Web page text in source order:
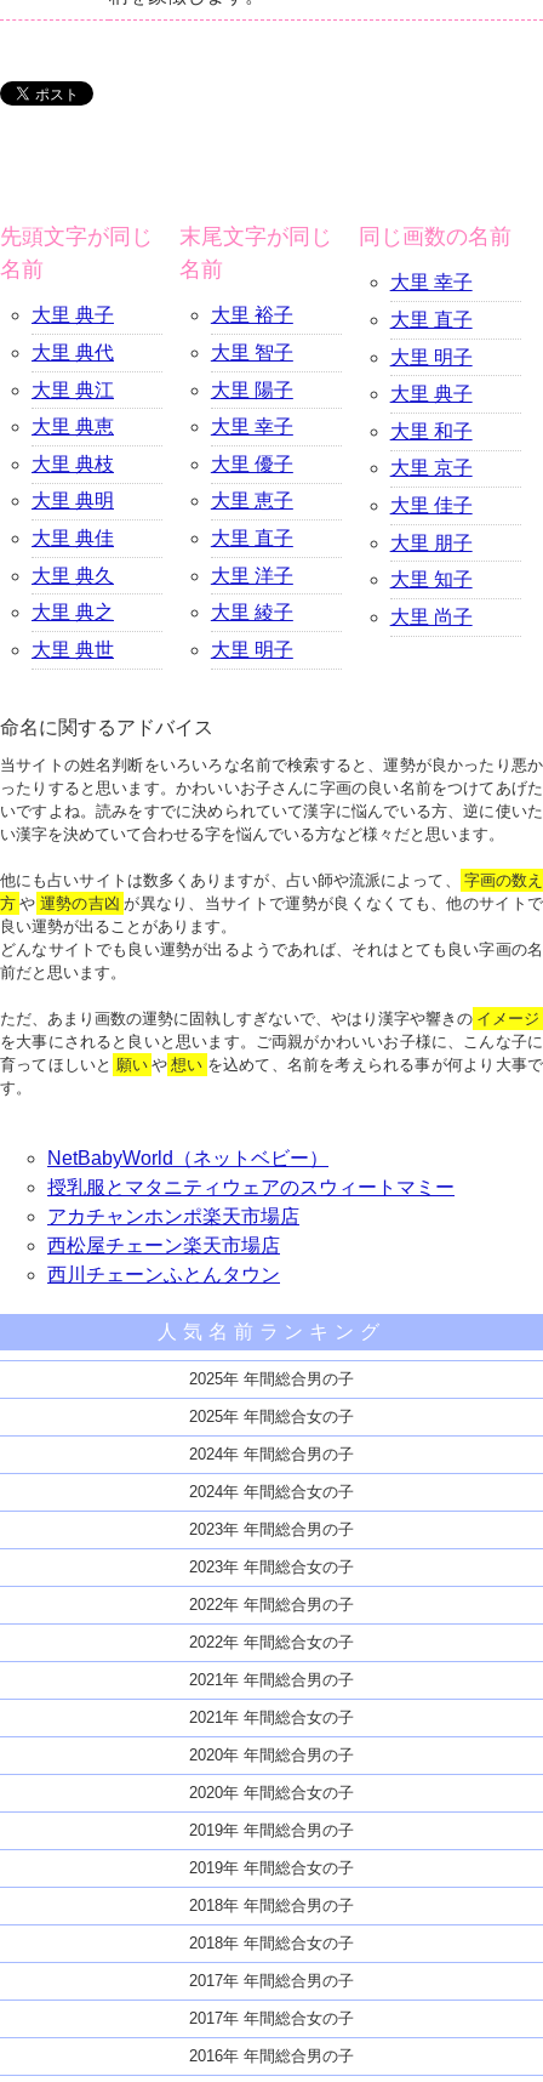
先頭文字が同じ
名前
大里 典子
大里 典代
大里 典江
大里 典恵
大里 典枝
大里 典明
大里 典佳
大里 典久
大里 典之
大里 典世
末尾文字が同じ
名前
大里 裕子
大里 智子
大里 陽子
大里 幸子
大里 優子
大里 恵子
大里 直子
大里 洋子
大里 綾子
大里 明子
同じ画数の名前
大里 幸子
大里 直子
大里 明子
大里 典子
大里 和子
大里 京子
大里 佳子
大里 朋子
大里 知子
大里 尚子
命名に関するアドバイス
当サイトの姓名判断をいろいろな名前で検索すると、運勢が良かったり悪か
ったりすると思います。かわいいお子さんに字画の良い名前をつけてあげた
いですよね。読みをすでに決められていて漢字に悩んでいる方、逆に使いた
い漢字を決めていて合わせる字を悩んでいる方など様々だと思います。
他にも占いサイトは数多くありますが、占い師や流派によって、
字画の数え
方 や 運勢の吉凶 が異なり、当サイトで運勢が良くなくても、他のサイトで
良い運勢が出ることがあります。
どんなサイトでも良い運勢が出るようであれば、それはとても良い字画の名
前だと思います。
ただ、あまり画数の運勢に固執しすぎないで、やはり漢字や響きの イメージ
を大事にされると良いと思います。ご両親がかわいいお子様に、こんな子に
育ってほしいと 願い や 想い を込めて、名前を考えられる事が何より大事で
す。
NetBabyWorld（ネットベビー）
授乳服とマタニティウェアのスウィートマミー
アカチャンホンポ楽天市場店
西松屋チェーン楽天市場店
西川チェーンふとんタウン
人気名前ランキング
2025年 年間総合男の子
2025年 年間総合女の子
2024年 年間総合男の子
2024年 年間総合女の子
2023年 年間総合男の子
2023年 年間総合女の子
2022年 年間総合男の子
2022年 年間総合女の子
2021年 年間総合男の子
2021年 年間総合女の子
2020年 年間総合男の子
2020年 年間総合女の子
2019年 年間総合男の子
2019年 年間総合女の子
2018年 年間総合男の子
2018年 年間総合女の子
2017年 年間総合男の子
2017年 年間総合女の子
2016年 年間総合男の子